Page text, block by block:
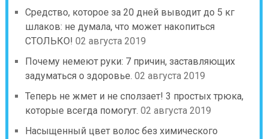
Средство, которое за 20 дней выводит до 5 кг
шлаков: не думала, что может накопиться
СТОЛЬКО! 02 августа 2019
Почему немеют руки: 7 причин, заставляющих
задуматься о здоровье. 02 августа 2019
Теперь не жмет и не сползает! 3 простых трюка,
которые всегда помогут. 02 августа 2019
Насыщенный цвет волос без химического